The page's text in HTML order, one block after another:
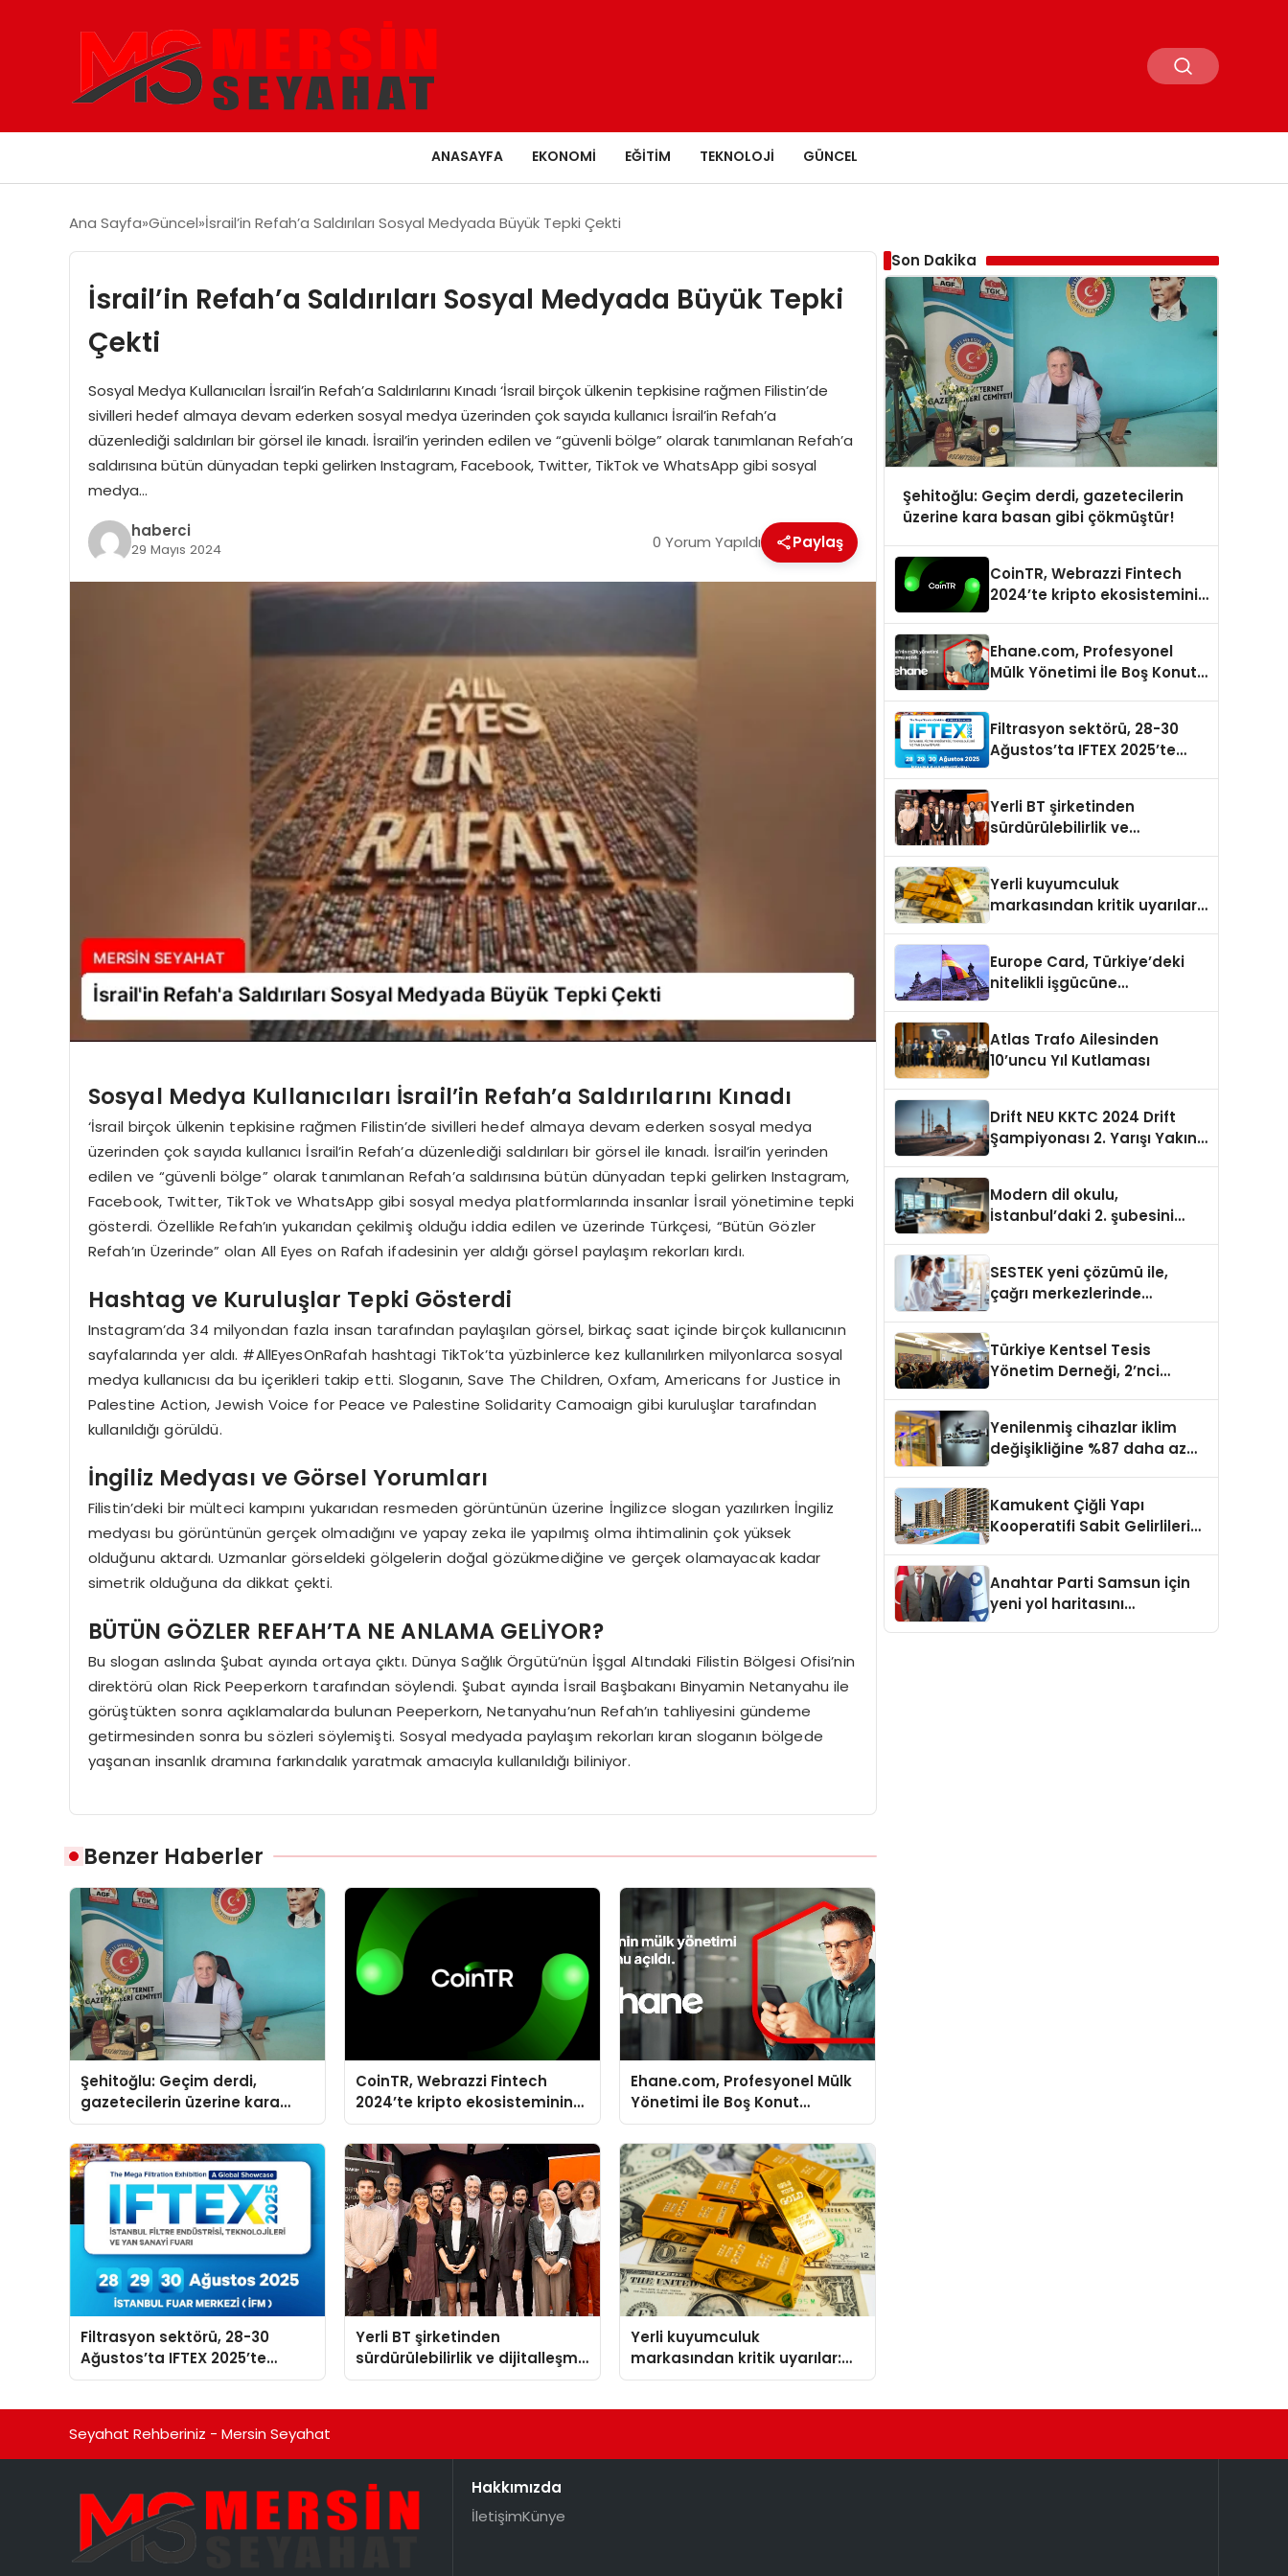
ANASAYFA EKONOMI EĞITIM TEKNOLOJI GÜNCEL
Ana Sayfa Güncel İsrail’in Refah’a Saldırıları Sosyal Medyada Büyük Tepki Çekti
İsrail’in Refah’a Saldırıları Sosyal Medyada Büyük Tepki
Çekti
Sosyal Medya Kullanıcıları İsrail’in Refah’a Saldırılarını Kınadı ‘İsrail birçok ülkenin tepkisine rağmen Filistin’de
sivilleri hedef almaya devam ederken sosyal medya üzerinden çok sayıda kullanıcı İsrail’in Refah’a
düzenlediği saldırıları bir görsel ile kınadı. İsrail’in yerinden edilen ve “güvenli bölge” olarak tanımlanan Refah’a
saldırısına bütün dünyadan tepki gelirken Instagram, Facebook, Twitter, TikTok ve WhatsApp gibi sosyal
medya…
haberci
29 Mayıs 2024 0 Yorum Yapıldı Paylaş
Sosyal Medya Kullanıcıları İsrail’in Refah’a Saldırılarını Kınadı
‘İsrail birçok ülkenin tepkisine rağmen Filistin’de sivilleri hedef almaya devam ederken sosyal medya
üzerinden çok sayıda kullanıcı İsrail’in Refah’a düzenlediği saldırıları bir görsel ile kınadı. İsrail’in yerinden
edilen ve “güvenli bölge” olarak tanımlanan Refah’a saldırısına bütün dünyadan tepki gelirken Instagram,
Facebook, Twitter, TikTok ve WhatsApp gibi sosyal medya platformlarında insanlar İsrail yönetimine tepki
gösterdi. Özellikle Refah’ın yukarıdan çekilmiş olduğu iddia edilen ve üzerinde Türkçesi, “Bütün Gözler
Refah’ın Üzerinde” olan All Eyes on Rafah ifadesinin yer aldığı görsel paylaşım rekorları kırdı.
Hashtag ve Kuruluşlar Tepki Gösterdi
Instagram’da 34 milyondan fazla insan tarafından paylaşılan görsel, birkaç saat içinde birçok kullanıcının
sayfalarında yer aldı. #AllEyesOnRafah hashtagi TikTok’ta yüzbinlerce kez kullanılırken milyonlarca sosyal
medya kullanıcısı da bu içerikleri takip etti. Sloganın, Save The Children, Oxfam, Americans for Justice in
Palestine Action, Jewish Voice for Peace ve Palestine Solidarity Camoaign gibi kuruluşlar tarafından
kullanıldığı görüldü.
İngiliz Medyası ve Görsel Yorumları
Filistin’deki bir mülteci kampını yukarıdan resmeden görüntünün üzerine İngilizce slogan yazılırken İngiliz
medyası bu görüntünün gerçek olmadığını ve yapay zeka ile yapılmış olma ihtimalinin çok yüksek
olduğunu aktardı. Uzmanlar görseldeki gölgelerin doğal gözükmediğine ve gerçek olamayacak kadar
simetrik olduğuna da dikkat çekti.
BÜTÜN GÖZLER REFAH’TA NE ANLAMA GELİYOR?
Bu slogan aslında Şubat ayında ortaya çıktı. Dünya Sağlık Örgütü’nün İşgal Altındaki Filistin Bölgesi Ofisi’nin
direktörü olan Rick Peeperkorn tarafından söylendi. Şubat ayında İsrail Başbakanı Binyamin Netanyahu ile
görüştükten sonra açıklamalarda bulunan Peeperkorn, Netanyahu’nun Refah’ın tahliyesini gündeme
getirmesinden sonra bu sözleri söylemişti. Sosyal medyada paylaşım rekorları kıran sloganın bölgede
yaşanan insanlık dramına farkındalık yaratmak amacıyla kullanıldığı biliniyor.
Benzer Haberler
Şehitoğlu: Geçim derdi,
gazetecilerin üzerine kara
basan gibi çökmüştür!
CoinTR, Webrazzi Fintech
2024’te kripto ekosisteminin
tanınan isimlerini ağırlayacak
Ehane.com, Profesyonel Mülk
Yönetimi İle Boş Konut
Stokunu Eritecek
Filtrasyon sektörü, 28-30
Ağustos’ta IFTEX 2025’te
buluşacak
Yerli BT şirketinden
sürdürülebilirlik ve dijitalleşme
odaklı özel etkinlik
Yerli kuyumculuk
markasından kritik uyarılar:
Doğru seçim yatırımınızı
Son Dakika
Şehitoğlu: Geçim derdi, gazetecilerin
üzerine kara basan gibi çökmüştür!
CoinTR, Webrazzi Fintech
2024’te kripto ekosisteminin
Ehane.com, Profesyonel
Mülk Yönetimi İle Boş Konut
Filtrasyon sektörü, 28-30
Ağustos’ta IFTEX 2025’te
Yerli BT şirketinden
sürdürülebilirlik ve
Yerli kuyumculuk
markasından kritik uyarılar:
Europe Card, Türkiye’deki
nitelikli işgücüne
Atlas Trafo Ailesinden
10’uncu Yıl Kutlaması
Drift NEU KKTC 2024 Drift
Şampiyonası 2. Yarışı Yakın
Modern dil okulu,
İstanbul’daki 2. şubesini
SESTEK yeni çözümü ile,
çağrı merkezlerinde
Türkiye Kentsel Tesis
Yönetim Derneği, 2’nci
Yenilenmiş cihazlar iklim
değişikliğine %87 daha az
Kamukent Çiğli Yapı
Kooperatifi Sabit Gelirlileri
Anahtar Parti Samsun için
yeni yol haritasını
Seyahat Rehberiniz - Mersin Seyahat
Hakkımızda
İletişimKünye